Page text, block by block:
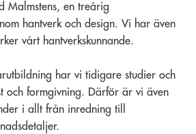
Malmstens, en treårig
hantverk och design. Vi har även
vårt hantverkskunnande.
har vi tidigare studier och
och formgivning. Därför är vi även
i allt från inredning till